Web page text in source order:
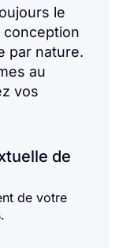
le
conception
par nature.
au
vos
de
de votre